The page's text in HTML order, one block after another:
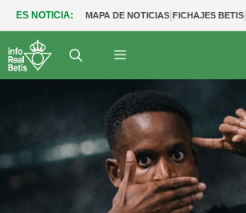
ES NOTICIA: MAPA DE NOTICIAS|FICHAJES BETIS|